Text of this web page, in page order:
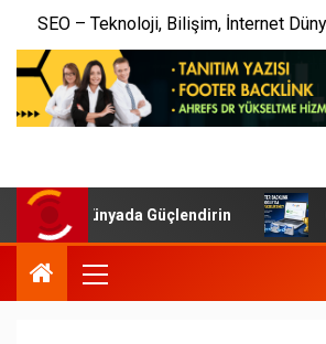
SEO – Teknoloji, Bilişim, İnternet
Dünyada Güçlendirin Otoriter